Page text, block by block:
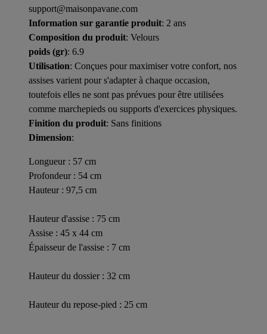
support@maisonpavane.com
Information sur garantie produit: 2 ans
Composition du produit: Velours
poids (gr): 6.9
Utilisation: Conçues pour maximiser votre confort, nos
assises varient pour s'adapter à chaque occasion,
toutefois elles ne sont pas prévues pour être utilisées
comme marchepieds ou supports d'exercices physiques.
Finition du produit: Sans finitions
Dimension:
Longueur : 57 cm
Profondeur : 54 cm
Hauteur : 97,5 cm
Hauteur d'assise : 75 cm
Assise : 45 x 44 cm
Épaisseur de l'assise : 7 cm
Hauteur du dossier : 32 cm
Hauteur du repose-pied : 25 cm